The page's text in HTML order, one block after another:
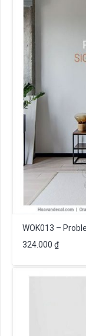
WOK013 –
324.000 ₫